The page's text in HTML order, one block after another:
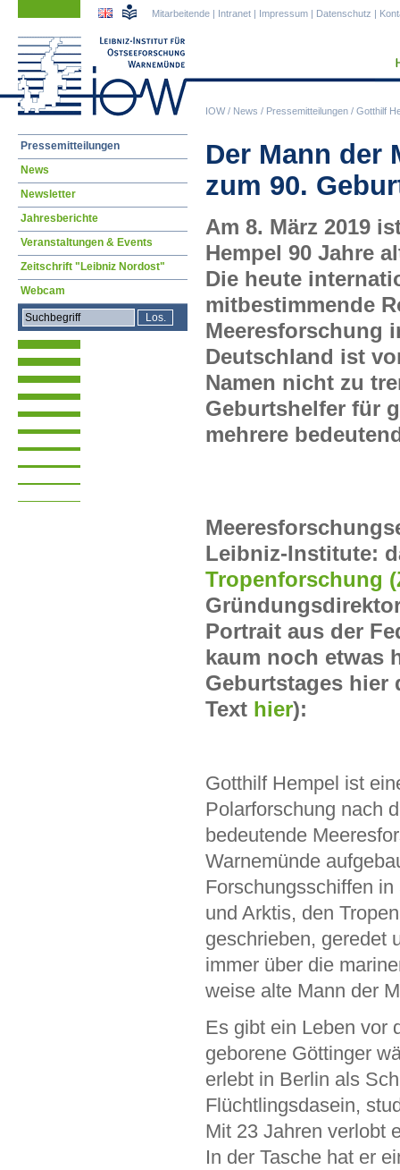
IOW/ News / Pressemitteilungen / Gotthilf
Mitarbeitende | Intranet | Impressum | Datenschutz |
Der Mann der
zum 90.
Am 8. März 2019
Hempel 90 Jahre
Die heute
mitbestimmende
Meeresforschung
Deutschland ist
Namen nicht zu
Geburtshelfer für
mehrere
Leibniz-Institute:
Tropenforschung
Portrait aus der
kaum noch etwas
Geburtstages hier
Text hier):
Gotthilf Hempel ist
Polarforschung nach
bedeutende
Warnemünde
Forschungsschiffen
und Arktis, den
geschrieben, geredet
immer über die
weise alte Mann der
Es gibt ein Leben vor
geborene Göttinger
erlebt in Berlin als
Flüchtlingsdasein,
Mit 23 Jahren verlobt
In der Tasche hat er
Navigation
Pressemitteilungen
News
Newsletter
Jahresberichte
Veranstaltungen & Events
Zeitschrift "Leibniz Nordost"
Webcam